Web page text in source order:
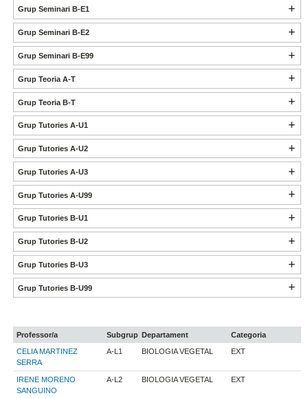
Grup Seminari B-E1
Grup Seminari B-E2
Grup Seminari B-E99
Grup Teoria A-T
Grup Teoria B-T
Grup Tutories A-U1
Grup Tutories A-U2
Grup Tutories A-U3
Grup Tutories A-U99
Grup Tutories B-U1
Grup Tutories B-U2
Grup Tutories B-U3
Grup Tutories B-U99
Professor/a Subgrup Departament
Categoria
CELIA MARTINEZ
SERRA
A-L1 BIOLOGIA VEGETAL EXT
IRENE MORENO
SANGUINO
A-L2 BIOLOGIA VEGETAL EXT